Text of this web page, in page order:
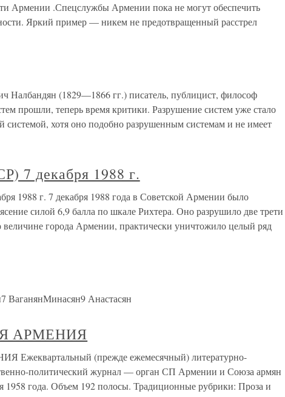
Армении .Спецслужбы Армении пока не могут обеспечить
Яркий пример — никем не предотвращенный расстрел
Налбандян (1829—1866 гг.) писатель, публицист, философ
прошли, теперь время критики. Разрушение систем уже стало
системой, хотя оно подобно разрушенным системам и не имеет
7 декабря 1988 г.
1988 г. 7 декабря 1988 года в Советской Армении было
силой 6,9 балла по шкале Рихтера. Оно разрушило две трети
города Армении, практически уничтожило целый ряд
ВаганянМинасян9 Анастасян
АРМЕНИЯ
(прежде ежемесячный) литературно-
политический журнал — орган СП Армении и Союза армян
1958 года. Объем 192 полосы. Традиционные рубрики: Проза и